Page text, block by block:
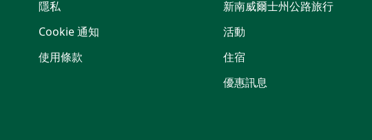
隱私
Cookie 通知
使用條款
新南威爾士州公路旅行
活動
住宿
優惠訊息